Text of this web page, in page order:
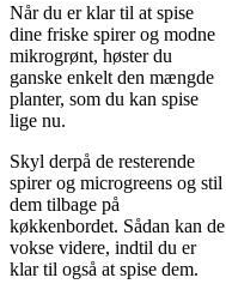
Når du er klar til at spise
dine friske spirer og modne
mikrogrønt, høster du
ganske enkelt den mængde
planter, som du kan spise
lige nu.
Skyl derpå de resterende
spirer og microgreens og stil
dem tilbage på
køkkenbordet. Sådan kan de
vokse videre, indtil du er
klar til også at spise dem.